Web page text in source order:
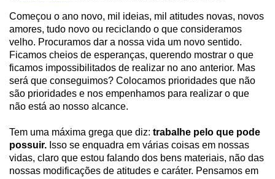
Começou o ano novo, mil ideias, mil atitudes novas, novos
amores, tudo novo ou reciclando o que consideramos
velho. Procuramos dar a nossa vida um novo sentido.
Ficamos cheios de esperanças, querendo mostrar o que
ficamos impossibilitados de realizar no ano anterior. Mas
será que conseguimos? Colocamos prioridades que não
são prioridades e nos empenhamos para realizar o que
não está ao nosso alcance.
Tem uma máxima grega que diz: trabalhe pelo que pode
possuir. Isso se enquadra em várias coisas em nossas
vidas, claro que estou falando dos bens materiais, não das
nossas modificações de atitudes e caráter. Pensamos em